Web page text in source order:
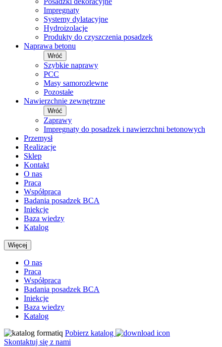
Impregnaty
Systemy dylatacyjne
Hydroizolacje
Produkty do czyszczenia posadzek
Naprawa betonu
Wróć
Szybkie naprawy
PCC
Masy samorozlewne
Pozostałe
Nawierzchnie zewnętrzne
Wróć
Zaprawy
Impregnaty do posadzek i nawierzchni betonowych
Przemysł
Realizacje
Sklep
Kontakt
O nas
Praca
Współpraca
Badania posadzek BCA
Iniekcje
Baza wiedzy
Katalog
Więcej
O nas
Praca
Współpraca
Badania posadzek BCA
Iniekcje
Baza wiedzy
Katalog
Pobierz katalog
Skontaktuj się z nami